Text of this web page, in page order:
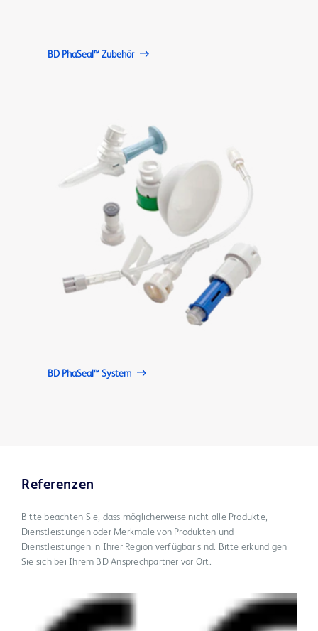
BD PhaSeal™ Zubehör
BD PhaSeal™ System
Referenzen
Bitte beachten Sie, dass möglicherweise nicht alle Produkte,
Dienstleistungen oder Merkmale von Produkten und
Dienstleistungen in Ihrer Region verfügbar sind. Bitte erkundigen
Sie sich bei Ihrem BD Ansprechpartner vor Ort.